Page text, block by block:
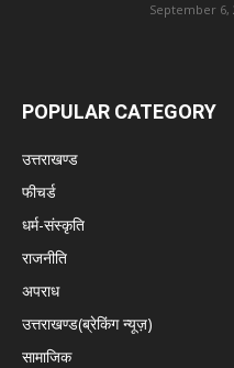
September 6,
POPULAR CATEGORY
उत्तराखण्ड
फीचर्ड
धर्म-संस्कृति
राजनीति
अपराध
उत्तराखण्ड(ब्रेकिंग न्यूज़)
सामाजिक